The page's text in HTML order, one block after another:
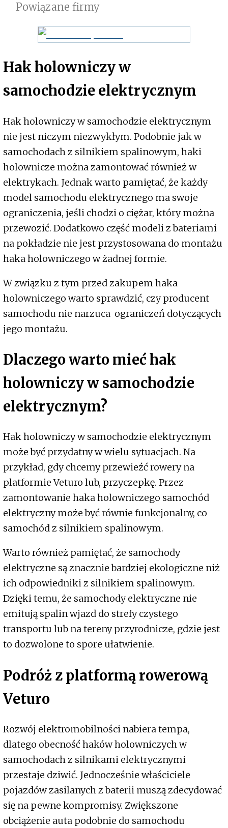
Powiązane firmy
Hak holowniczy w
samochodzie elektrycznym
Hak holowniczy w samochodzie elektrycznym
nie jest niczym niezwykłym. Podobnie jak w
samochodach z silnikiem spalinowym, haki
holownicze można zamontować również w
elektrykach. Jednak warto pamiętać, że każdy
model samochodu elektrycznego ma swoje
ograniczenia, jeśli chodzi o ciężar, który można
przewozić. Dodatkowo część modeli z bateriami
na pokładzie nie jest przystosowana do montażu
haka holowniczego w żadnej formie.
W związku z tym przed zakupem haka
holowniczego warto sprawdzić, czy producent
samochodu nie narzuca ograniczeń dotyczących
jego montażu.
Dlaczego warto mieć hak
holowniczy w samochodzie
elektrycznym?
Hak holowniczy w samochodzie elektrycznym
może być przydatny w wielu sytuacjach. Na
przykład, gdy chcemy przewieźć rowery na
platformie Veturo lub, przyczepkę. Przez
zamontowanie haka holowniczego samochód
elektryczny może być równie funkcjonalny, co
samochód z silnikiem spalinowym.
Warto również pamiętać, że samochody
elektryczne są znacznie bardziej ekologiczne niż
ich odpowiedniki z silnikiem spalinowym.
Dzięki temu, że samochody elektryczne nie
emitują spalin wjazd do strefy czystego
transportu lub na tereny przyrodnicze, gdzie jest
to dozwolone to spore ułatwienie.
Podróż z platformą rowerową
Veturo
Rozwój elektromobilności nabiera tempa,
dlatego obecność haków holowniczych w
samochodach z silnikami elektrycznymi
przestaje dziwić. Jednocześnie właściciele
pojazdów zasilanych z baterii muszą zdecydować
się na pewne kompromisy. Zwiększone
obciążenie auta podobnie do samochodu